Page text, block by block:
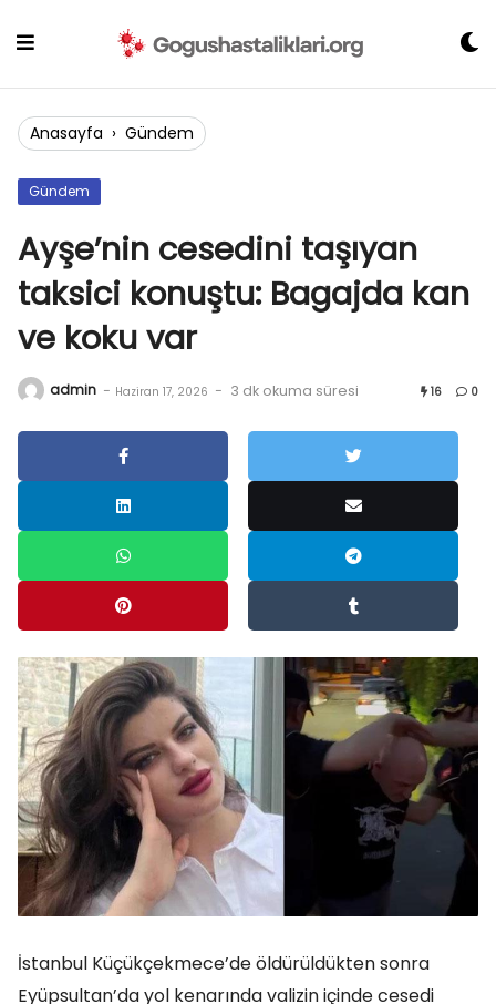
Anasayfa › Gündem
Gündem
Ayşe’nin cesedini taşıyan
taksici konuştu: Bagajda kan
ve koku var
admin - Haziran 17, 2026 - 3 dk okuma süresi 16 0
İstanbul Küçükçekmece’de öldürüldükten sonra
Eyüpsultan’da yol kenarında valizin içinde cesedi